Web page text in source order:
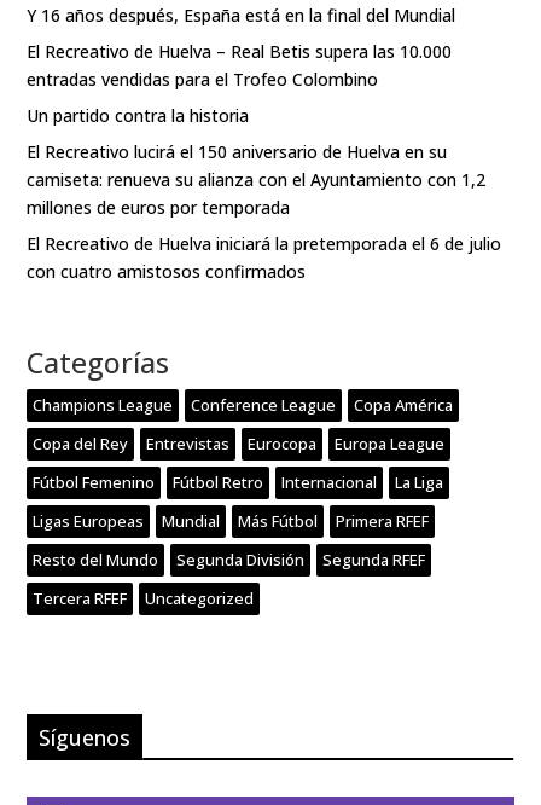
Y 16 años después, España está en la final del Mundial
El Recreativo de Huelva – Real Betis supera las 10.000
entradas vendidas para el Trofeo Colombino
Un partido contra la historia
El Recreativo lucirá el 150 aniversario de Huelva en su
camiseta: renueva su alianza con el Ayuntamiento con 1,2
millones de euros por temporada
El Recreativo de Huelva iniciará la pretemporada el 6 de julio
con cuatro amistosos confirmados
Categorías
Champions League Conference League
Copa América
Copa del Rey
Entrevistas Eurocopa
Europa League
Fútbol Femenino
Fútbol Retro Internacional
La Liga
Ligas Europeas
Mundial Más Fútbol
Primera RFEF
Resto del Mundo
Segunda División
Segunda RFEF
Tercera RFEF
Uncategorized
Síguenos